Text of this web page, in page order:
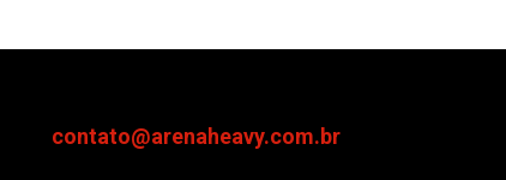
contato@arenaheavy.com.br